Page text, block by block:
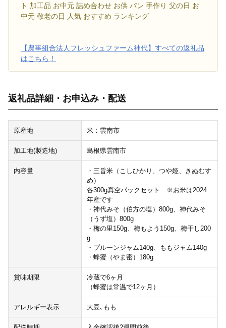
ト 加工品 お中元 詰め合わせ お供 パン 手作り 父の日 お
中元 敬老の日 人気 おすすめ ランキング
【農事組合法人フレッシュファーム神代】すべての返礼品
はこちら！
返礼品詳細・お申込み・配送
原産地 米：雲南市
加工地(製造地) 島根県雲南市
内容量
・三旨米（こしひかり、つや姫、きぬむす
め）
各300g真空パックセット ※お米は2024
年産です
・神代みそ（伯方の塩）800g、神代みそ
（うず塩）800g
・梅の里150g、梅もよう150g、梅干し200
g
・プルーンジャム140g、ももジャム140g
・蜂蜜（やま密）180g
賞味期限
冷蔵で6ヶ月
（蜂蜜は常温で12ヶ月）
アレルギー表示 大豆､もも